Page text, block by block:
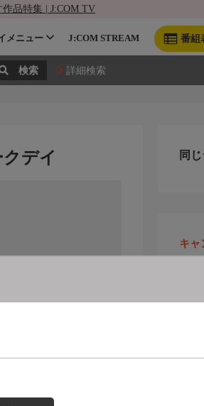
品特集 | J:COM TV
番組
メニュー J:COM STREAM
詳細検索
デイ 同
キャ